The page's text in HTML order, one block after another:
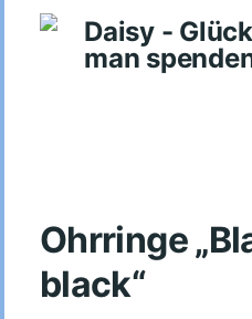
Daisy -
man
Ohrringe
black“